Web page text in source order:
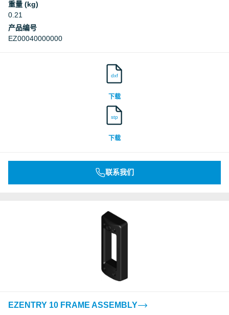
重量 (kg)
0.21
产品编号
EZ00040000000
dxf
下载
stp
下载
联系我们
EZENTRY 10 FRAME ASSEMBLY